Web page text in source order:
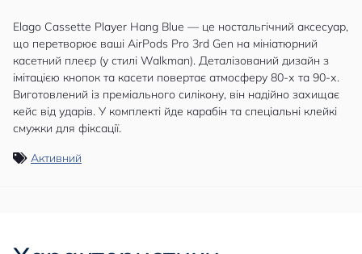
Elago Cassette Player Hang Blue — це ностальгічний аксесуар,
що перетворює ваші AirPods Pro 3rd Gen на мініатюрний
касетний плеєр (у стилі Walkman). Деталізований дизайн з
імітацією кнопок та касети повертає атмосферу 80-х та 90-х.
Виготовлений із преміального силікону, він надійно захищає
кейс від ударів. У комплекті йде карабін та спеціальні клейкі
смужки для фіксації.
Активний